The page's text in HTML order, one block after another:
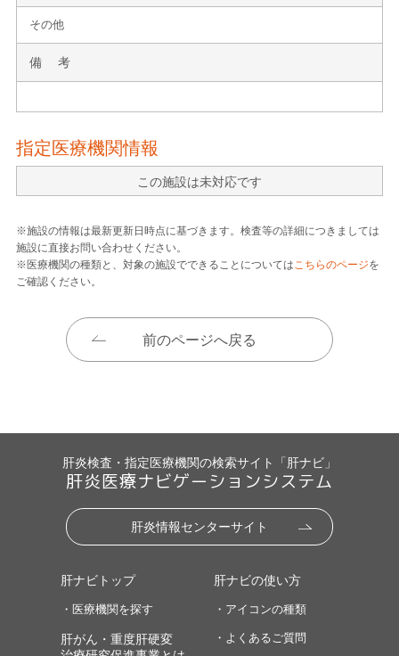
その他
備 考
指定医療機関情報
この施設は未対応です
※施設の情報は最新更新日時点に基づきます。検査等の詳細につきましては
施設に直接お問い合わせください。
※医療機関の種類と、対象の施設でできることについてはこちらのページを
ご確認ください。
前のページへ戻る
肝炎検査・指定医療機関の検索サイト「肝ナビ」
肝炎医療ナビゲーションシステム
肝炎情報センターサイト
肝ナビトップ
・医療機関を探す
肝がん・重度肝硬変
肝ナビの使い方
・アイコンの種類
・よくあるご質問